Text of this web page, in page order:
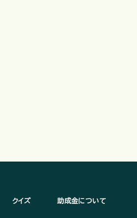
クイズ 助成金について